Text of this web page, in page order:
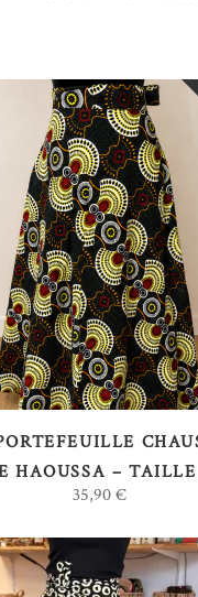
LIRE LA SUITE
HAOUSSA –
35,90€